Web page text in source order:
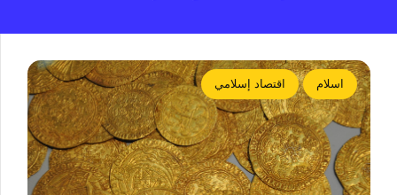
اسلام اقتصاد إسلامي